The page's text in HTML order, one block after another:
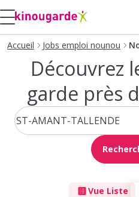
Accueil Jobs emploi nounou
Découvrez
garde près
Vue Liste